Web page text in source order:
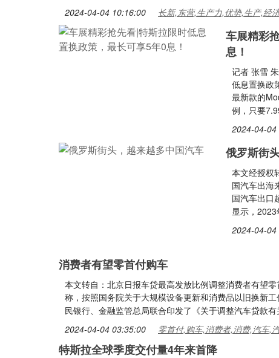
2024-04-04 10:16:00 长新,东营,生产力,优势,生产,经
车展精彩
息！
记者 张雪
低息置换政
最新款的
例，只要
2024-04-
俄罗斯街
本文经授权
国汽车出海
国汽车出口
显示，
2024-04-
消费者有望零首付购车
本文转自：北京日报车贷最高发放比例调整消费者有望
称，按照国务院关于大规模设备更新和消费品以旧换新
民银行、金融监管总局联合印发了《关于调整汽车贷款有
2024-04-04 03:35:00 零首付,购车,消费者,消费,汽车,
特斯拉全球季度交付量4年来首降